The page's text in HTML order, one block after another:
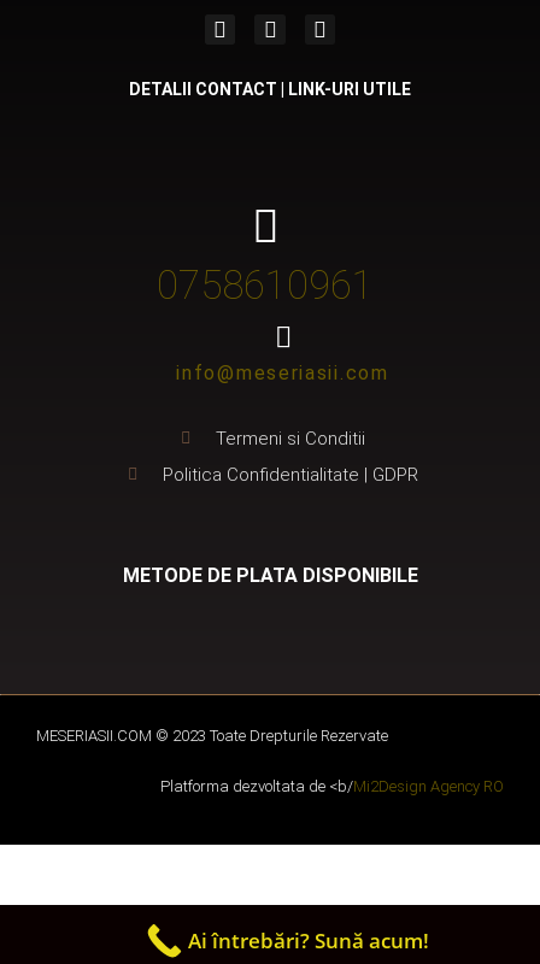
DETALII CONTACT | LINK-URI UTILE
0758610961
info@meseriasii.com
Termeni si Conditii
Politica Confidentialitate | GDPR
METODE DE PLATA DISPONIBILE
MESERIASII.COM © 2023 Toate Drepturile Rezervate
Platforma dezvoltata de <b/Mi2Design Agency RO
Ai întrebări? Sună acum!